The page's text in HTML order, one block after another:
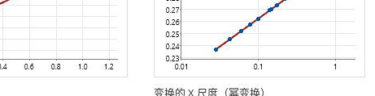
变换的 X 尺度（幂变换）